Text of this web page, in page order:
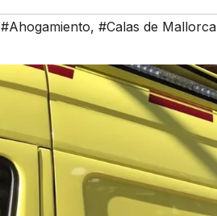
#Ahogamiento, #Calas de Mallorca